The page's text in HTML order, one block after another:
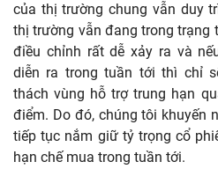
của thị trường chung vẫn duy
thị trường vẫn đang trong trạng
điều chỉnh rất dễ xảy ra và
diễn ra trong tuần tới thì chỉ
thách vùng hỗ trợ trung hạn
điểm. Do đó, chúng tôi khuyến
tiếp tục nắm giữ tỷ trọng cổ
hạn chế mua trong tuần tới.